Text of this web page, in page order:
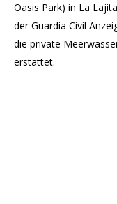
Oasis Park) in La
der Guardia Civil
die private
erstattet.